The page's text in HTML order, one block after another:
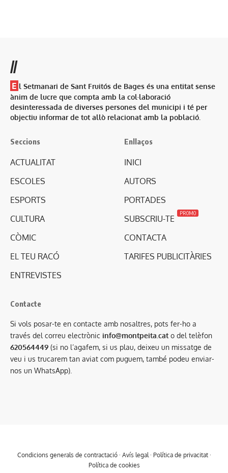
//
E l Setmanari de Sant Fruitós de Bages és una entitat sense
ànim de lucre que compta amb la col·laboració
desinteressada de diverses persones del municipi i té per
objectiu informar de tot allò relacionat amb la població.
Seccions
ACTUALITAT
ESCOLES
ESPORTS
CULTURA
CÒMIC
EL TEU RACÓ
ENTREVISTES
Enllaços
INICI
AUTORS
PORTADES
SUBSCRIU-TE
PROMO
CONTACTA
TARIFES PUBLICITÀRIES
Contacte
Si vols posar-te en contacte amb nosaltres, pots fer-ho a
través del correu electrònic info@montpeita.cat o del telèfon
620564449 (si no l’agafem, si us plau, deixeu un missatge de
veu i us trucarem tan aviat com puguem, també podeu enviar-
nos un WhatsApp).
Condicions generals de contractació· Avís legal · Política de privacitat·
Política de cookies